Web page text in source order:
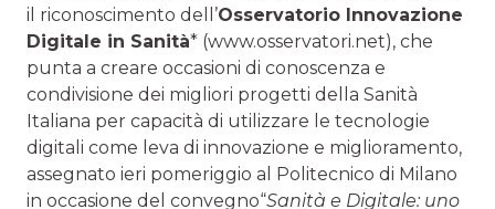
il riconoscimento dell’Osservatorio Innovazione
Digitale in Sanità* (www.osservatori.net), che
punta a creare occasioni di conoscenza e
condivisione dei migliori progetti della Sanità
Italiana per capacità di utilizzare le tecnologie
digitali come leva di innovazione e miglioramento,
assegnato ieri pomeriggio al Politecnico di Milano
in occasione del convegno“Sanità e Digitale: uno